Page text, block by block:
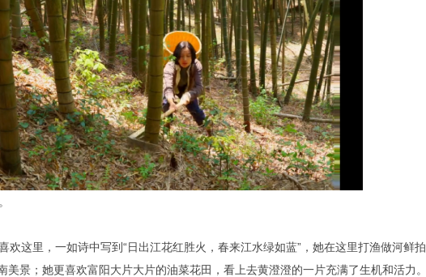
欢这里，一如诗中写到“日出江花红胜火，春来江水绿如蓝”，她在这里打渔做河鲜拍
美景；她更喜欢富阳大片大片的油菜花田，看上去黄澄澄的一片充满了生机和活力。